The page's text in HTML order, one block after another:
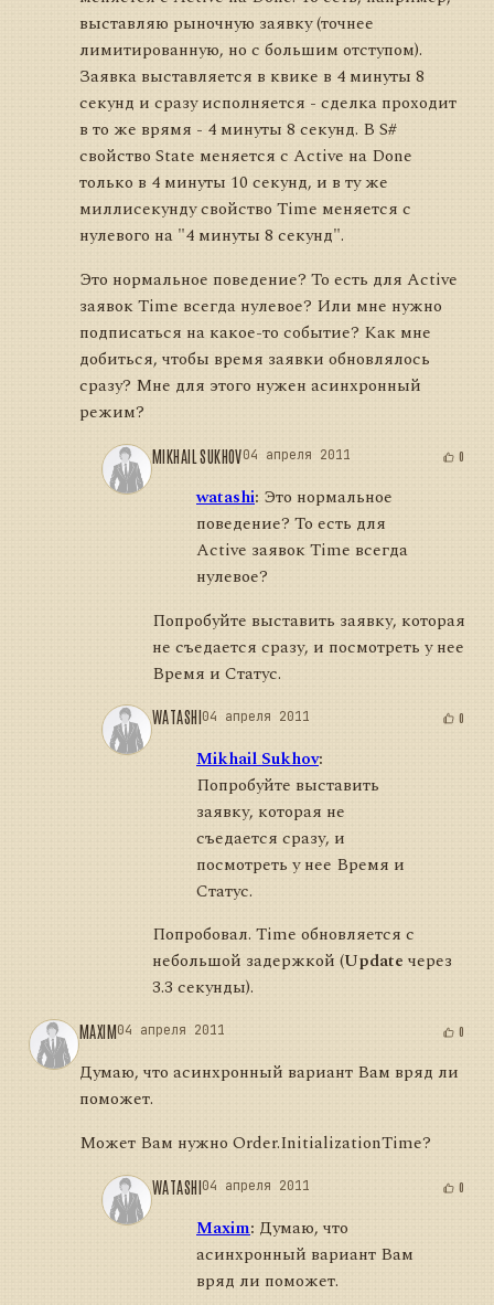
выставляю рыночную заявку (точнее
лимитированную, но с большим отступом).
Заявка выставляется в квике в 4 минуты 8
секунд и сразу исполняется - сделка проходит
в то же врямя - 4 минуты 8 секунд. В S#
свойство State меняется с Active на Done
только в 4 минуты 10 секунд, и в ту же
миллисекунду свойство Time меняется с
нулевого на "4 минуты 8 секунд".
Это нормальное поведение? То есть для Active
заявок Time всегда нулевое? Или мне нужно
подписаться на какое-то событие? Как мне
добиться, чтобы время заявки обновлялось
сразу? Мне для этого нужен асинхронный
режим?
MIKHAIL SUKHOV04 апреля 2011 0
watashi: Это нормальное
поведение? То есть для
Active заявок Time всегда
нулевое?
Попробуйте выставить заявку, которая
не съедается сразу, и посмотреть у нее
Время и Статус.
WATASHI 04 апреля 2011 0
Mikhail Sukhov:
Попробуйте выставить
заявку, которая не
съедается сразу, и
посмотреть у нее Время и
Статус.
Попробовал. Time обновляется с
небольшой задержкой (Update через
3.3 секунды).
MAXIM04 апреля 2011 0
Думаю, что асинхронный вариант Вам вряд ли
поможет.
Может Вам нужно Order.InitializationTime?
WATASHI04 апреля 2011 0
Maxim: Думаю, что
асинхронный вариант Вам
вряд ли поможет.